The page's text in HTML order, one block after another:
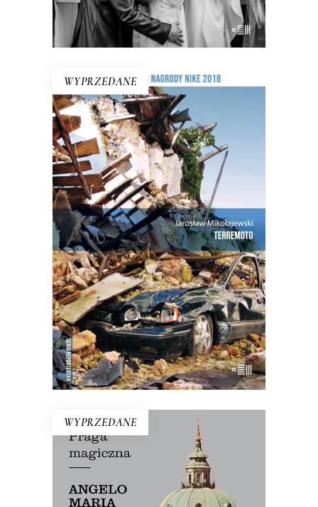
E-BOOK DO KOSZYKA
WYPRZEDANE
E-BOOK DO KOSZYKA
TERREMOTO
Trzęsienia ziemi, które nawiedziły
Umbrię, Marche, Toskanię i Lacjum
dotknęły serca Włoch i Europy.
Symbolem stał się widok zburzonej
Nursji – ojczyzny św. Benedykta i św.
Scholastyki. Kataklizm wyzwolił również
niespotykane braterstwo…
29.00zł 14.50zł
WYPRZEDANE